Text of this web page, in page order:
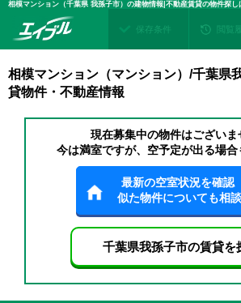
相模マンション（千葉県 我孫子市）の建物情報|不動産賃貸の物件探
保存条件 閲覧
相模マンション（マンション）/千葉県
貸物件・不動産情報
現在募集中の物件はございま
今は満室ですが、空予定が出る場合
最新の空室状況を確認
似た物件についても相談
千葉県我孫子市の賃貸を